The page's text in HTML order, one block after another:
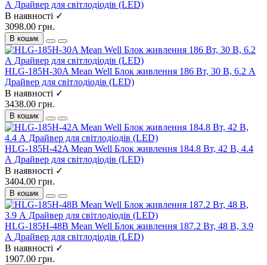
А Драйвер для світлодіодів (LED)
В наявності ✓
3098.00 грн.
В кошик
HLG-185H-30A Mean Well Блок живлення 186 Вт, 30 В, 6.2 А
Драйвер для світлодіодів (LED)
В наявності ✓
3438.00 грн.
В кошик
HLG-185H-42A Mean Well Блок живлення 184.8 Вт, 42 В, 4.4
А Драйвер для світлодіодів (LED)
В наявності ✓
3404.00 грн.
В кошик
HLG-185H-48B Mean Well Блок живлення 187.2 Вт, 48 В, 3.9
А Драйвер для світлодіодів (LED)
В наявності ✓
1907.00 грн.